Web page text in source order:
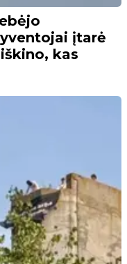
įtarė
kas